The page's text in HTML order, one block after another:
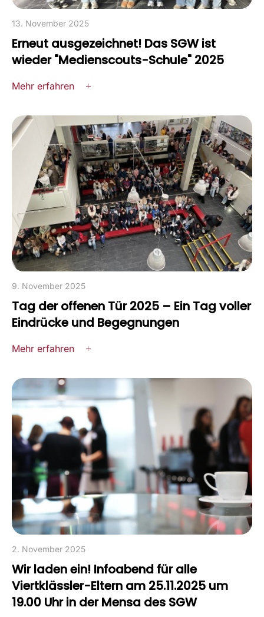
13. November 2025
Erneut ausgezeichnet! Das SGW ist
wieder "Medienscouts-Schule" 2025
Mehr erfahren
9. November 2025
Tag der offenen Tür 2025 – Ein Tag voller
Eindrücke und Begegnungen
Mehr erfahren
2. November 2025
Wir laden ein! Infoabend für alle
Viertklässler-Eltern am 25.11.2025 um
19.00 Uhr in der Mensa des SGW